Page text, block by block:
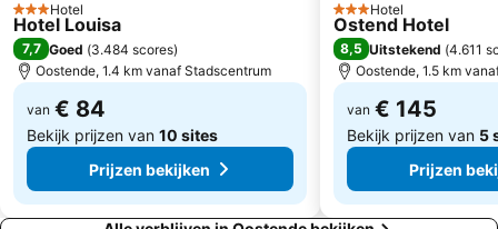
Kasteel van Loppem
Kasteel Beauvoorde
Brugge anno 1468
Kapellestraat
Les nuits atypiques
Passendale
Belle Epoque Centrum
New Year's Eve fireworks
3 Sterren
Hotel
Hotel Louisa
7,7 Goed (3.484 scores)
Oostende, 1.4 km vanaf Stadscentrum
van € 84
Bekijk prijzen van 10 sites
Prijzen bekijken
3 Sterren
Hotel
Ostend Hotel
8,5 Uitstekend (4.611
Oostende, 1.5 km
van € 145
Bekijk prijzen van 5
Prijzen